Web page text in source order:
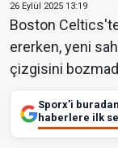
26 Eylül 2025 13:19
Boston
ererken, yeni
çizgisini
Sporx’i
haberlere ilk